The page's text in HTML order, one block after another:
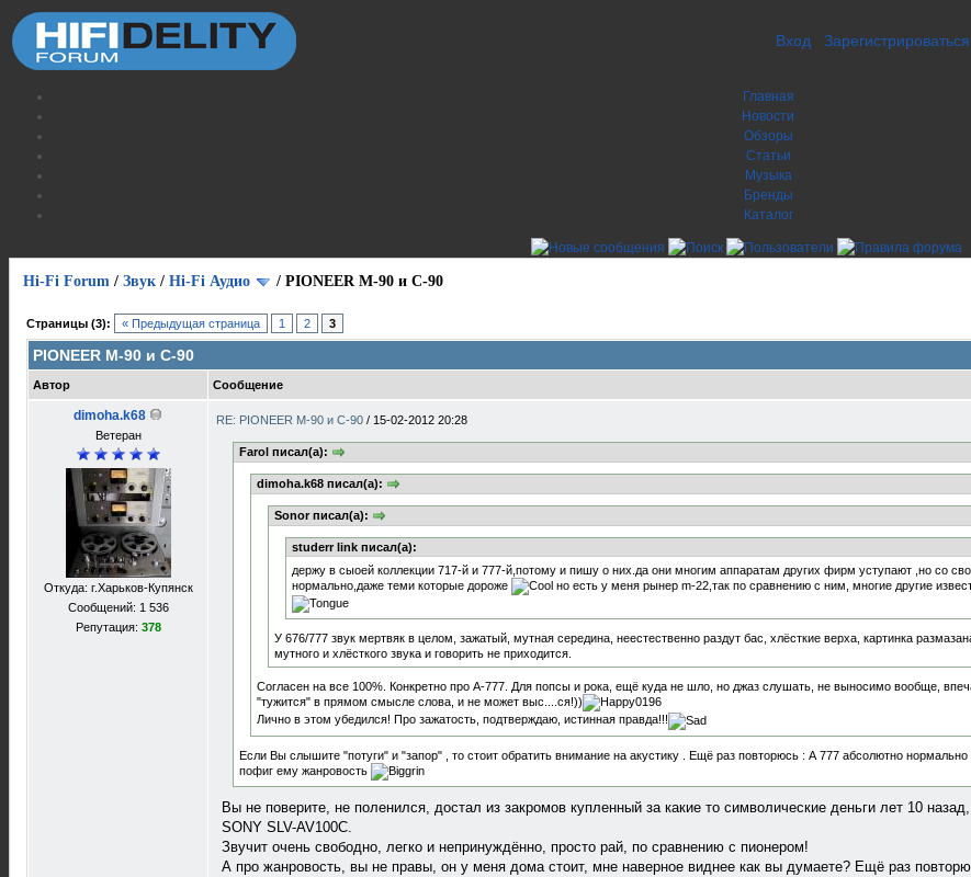
Вход Зарегистрироваться
Главная
Новости
Обзоры
Статьи
Музыка
Бренды
Каталог
Hi-Fi Forum / Звук / Hi-Fi Аудио / PIONEER M-90 и C-90
Страницы (3): « Предыдущая страница 1 2 3
PIONEER M-90 и C-90
Автор Сообщение
dimoha.k68
Ветеран
Откуда: г.Харьков-Купянск
Сообщений: 1 536
Репутация: 378
RE: PIONEER M-90 и C-90 / 15-02-2012 20:28
Farol писал(а):
dimoha.k68 писал(а):
Sonor писал(а):
studerr link писал(а):
держу в сыоей коллекции 717-й и 777-й,потому и пишу о них.да они многим аппаратам других фирм уступают ,но со
нормально,даже теми которые дороже
но есть у меня рынер m-22,так по сравнению с ним, многие другие
У 676/777 звук мертвяк в целом, зажатый, мутная середина, неестественно раздут бас, хлёсткие верха, картинка
мутного и хлёсткого звука и говорить не приходится.
Согласен на все 100%. Конкретно про A-777. Для попсы и рока, ещё куда не шло, но джаз слушать, не выносимо вообще,
"тужится" в прямом смысле слова, и не может выс....ся!))
Лично в этом убедился! Про зажатость, подтверждаю, истинная правда!!!
Если Вы слышите "потуги" и "запор" , то стоит обратить внимание на акустику . Ещё раз повторюсь : А 777 абсолютно
пофиг ему жанровость
Вы не поверите, не поленился, достал из закромов купленный за какие то символические деньги лет 10
SONY SLV-AV100C.
Звучит очень свободно, легко и непринуждённо, просто рай, по сравнению с пионером!
А про жанровость, вы не правы, он у меня дома стоит, мне наверное виднее как вы думаете? Ещё раз